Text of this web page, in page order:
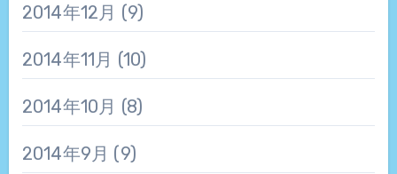
2014年12月 (9)
2014年11月 (10)
2014年10月 (8)
2014年9月 (9)